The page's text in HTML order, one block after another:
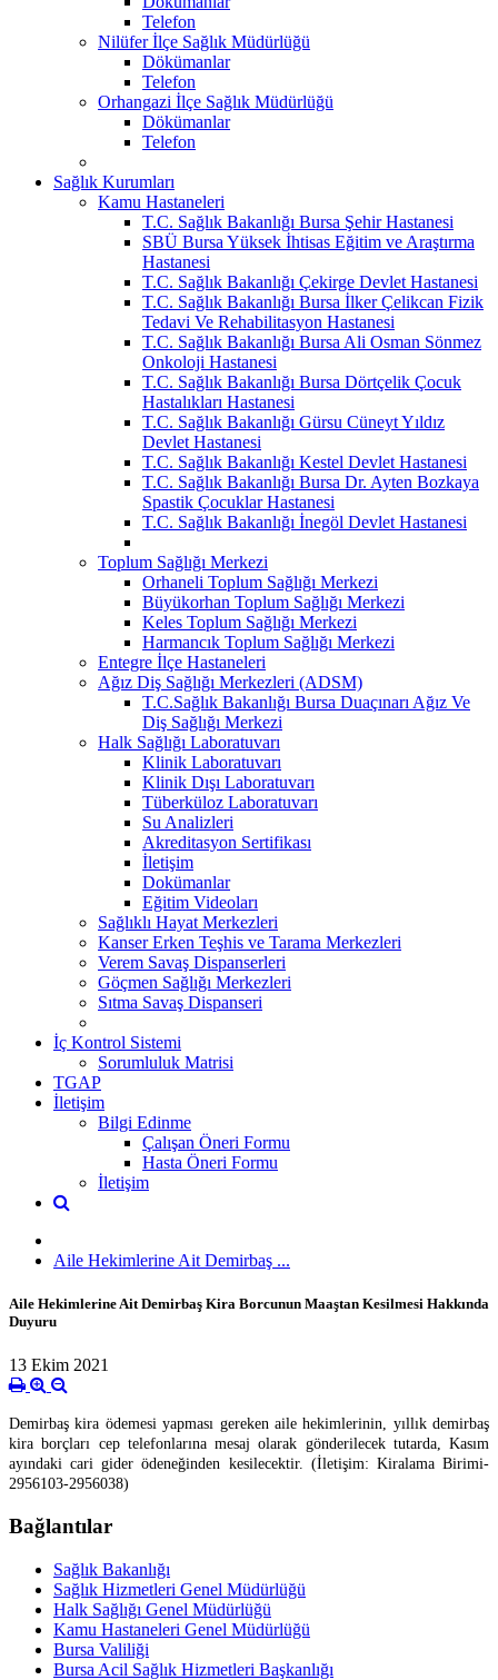
Telefon
Nilüfer İlçe Sağlık Müdürlüğü
Dökümanlar
Telefon
Orhangazi İlçe Sağlık Müdürlüğü
Dökümanlar
Telefon
Sağlık Kurumları
Kamu Hastaneleri
T.C. Sağlık Bakanlığı Bursa Şehir Hastanesi
SBÜ Bursa Yüksek İhtisas Eğitim ve Araştırma
Hastanesi
T.C. Sağlık Bakanlığı Çekirge Devlet Hastanesi
T.C. Sağlık Bakanlığı Bursa İlker Çelikcan Fizik
Tedavi Ve Rehabilitasyon Hastanesi
T.C. Sağlık Bakanlığı Bursa Ali Osman Sönmez
Onkoloji Hastanesi
T.C. Sağlık Bakanlığı Bursa Dörtçelik Çocuk
Hastalıkları Hastanesi
T.C. Sağlık Bakanlığı Gürsu Cüneyt Yıldız
Devlet Hastanesi
T.C. Sağlık Bakanlığı Kestel Devlet Hastanesi
T.C. Sağlık Bakanlığı Bursa Dr. Ayten Bozkaya
Spastik Çocuklar Hastanesi
T.C. Sağlık Bakanlığı İnegöl Devlet Hastanesi
Toplum Sağlığı Merkezi
Orhaneli Toplum Sağlığı Merkezi
Büyükorhan Toplum Sağlığı Merkezi
Keles Toplum Sağlığı Merkezi
Harmancık Toplum Sağlığı Merkezi
Entegre İlçe Hastaneleri
Ağız Diş Sağlığı Merkezleri (ADSM)
T.C.Sağlık Bakanlığı Bursa Duaçınarı Ağız Ve
Diş Sağlığı Merkezi
Halk Sağlığı Laboratuvarı
Klinik Laboratuvarı
Klinik Dışı Laboratuvarı
Tüberküloz Laboratuvarı
Su Analizleri
Akreditasyon Sertifikası
İletişim
Dokümanlar
Eğitim Videoları
Sağlıklı Hayat Merkezleri
Kanser Erken Teşhis ve Tarama Merkezleri
Verem Savaş Dispanserleri
Göçmen Sağlığı Merkezleri
Sıtma Savaş Dispanseri
İç Kontrol Sistemi
Sorumluluk Matrisi
TGAP
İletişim
Bilgi Edinme
Çalışan Öneri Formu
Hasta Öneri Formu
İletişim
Aile Hekimlerine Ait Demirbaş ...
Aile Hekimlerine Ait Demirbaş Kira Borcunun Maaştan Kesilmesi Hakkında
Duyuru
13 Ekim 2021
Demirbaş kira ödemesi yapması gereken aile hekimlerinin, yıllık demirbaş
kira borçları cep telefonlarına mesaj olarak gönderilecek tutarda, Kasım
ayındaki cari gider ödeneğinden kesilecektir. (İletişim: Kiralama Birimi-
2956103-2956038)
Bağlantılar
Sağlık Bakanlığı
Sağlık Hizmetleri Genel Müdürlüğü
Halk Sağlığı Genel Müdürlüğü
Kamu Hastaneleri Genel Müdürlüğü
Bursa Valiliği
Bursa Acil Sağlık Hizmetleri Başkanlığı